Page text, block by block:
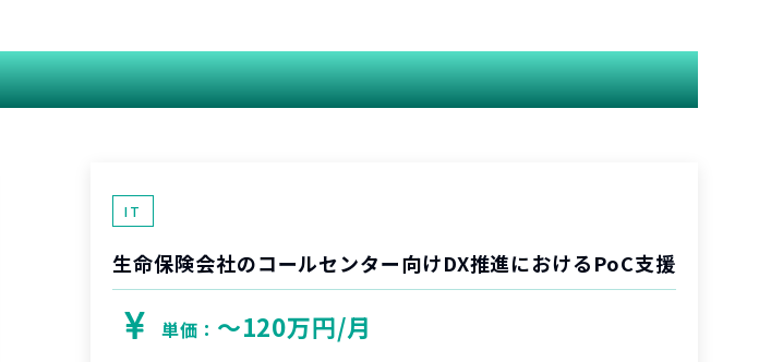
る案件
IT
生命保険会社のコールセンター向けDX推進におけるPoC支援
単価： 〜120万円/月